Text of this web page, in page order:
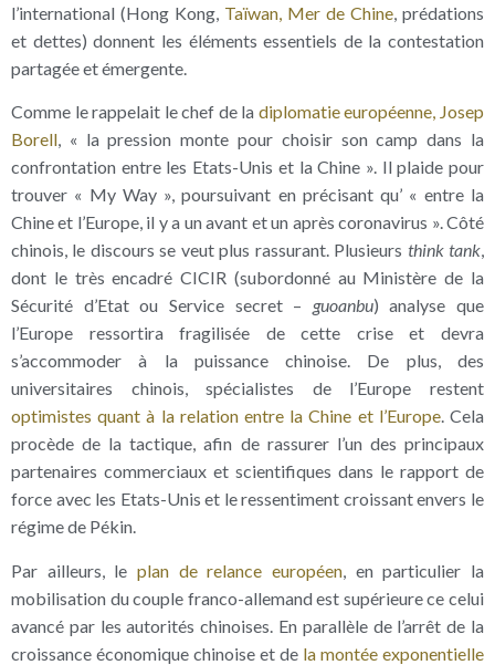
l’international (Hong Kong, Taïwan, Mer de Chine, prédations
et dettes) donnent les éléments essentiels de la contestation
partagée et émergente.
Comme le rappelait le chef de la diplomatie européenne, Josep
Borell, « la pression monte pour choisir son camp dans la
confrontation entre les Etats-Unis et la Chine ». Il plaide pour
trouver « My Way », poursuivant en précisant qu’ « entre la
Chine et l’Europe, il y a un avant et un après coronavirus ». Côté
chinois, le discours se veut plus rassurant. Plusieurs think tank,
dont le très encadré CICIR (subordonné au Ministère de la
Sécurité d’Etat ou Service secret – guoanbu) analyse que
l’Europe ressortira fragilisée de cette crise et devra
s’accommoder à la puissance chinoise. De plus, des
universitaires chinois, spécialistes de l’Europe restent
optimistes quant à la relation entre la Chine et l’Europe. Cela
procède de la tactique, afin de rassurer l’un des principaux
partenaires commerciaux et scientifiques dans le rapport de
force avec les Etats-Unis et le ressentiment croissant envers le
régime de Pékin.
Par ailleurs, le plan de relance européen , en particulier la
mobilisation du couple franco-allemand est supérieure ce celui
avancé par les autorités chinoises. En parallèle de l’arrêt de la
croissance économique chinoise et de la montée exponentielle